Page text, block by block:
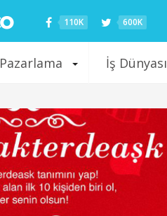
110K 600K
Pazarlama İş Dünyası